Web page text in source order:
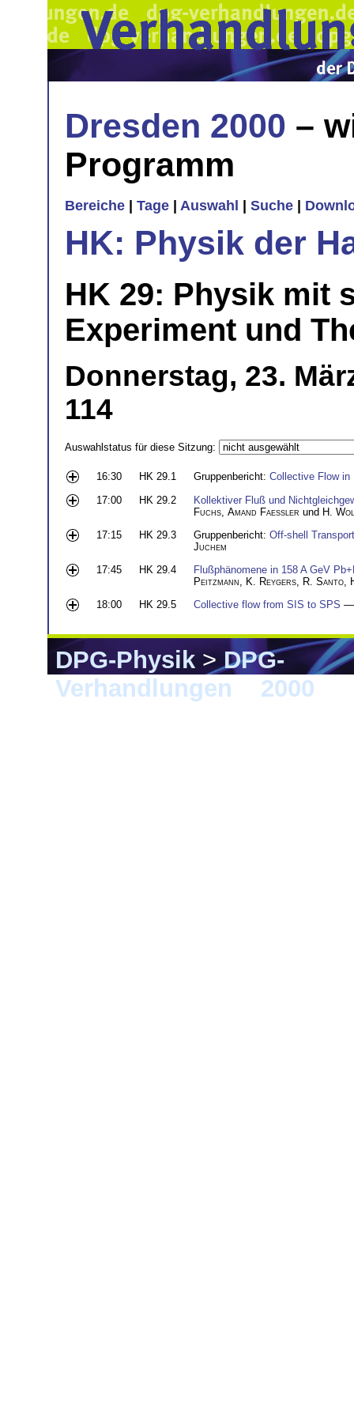
Dresden 2000 –
Programm
Bereiche Tage Auswahl Suche
HK: Physik der
HK 29: Physik mit
Experiment und
Donnerstag, 23.
114
Auswahlstatus für diese Sitzung:
16:30 HK 29.1 Gruppenbericht: Collective Flow
17:00
HK 29.2
Kollektiver Fluß und
Fuchs Amand Faessler und H.
17:15
HK 29.3 Gruppenbericht: Off-shell
Juchem
17:45
HK 29.4
Flußphänomene in 158 A GeV
Peitzmann
K. Reygers R. Santo
18:00
HK 29.5 Collective flow from SIS to SPS —
DPG-Physik>DPG-
Verhandlungen
2000